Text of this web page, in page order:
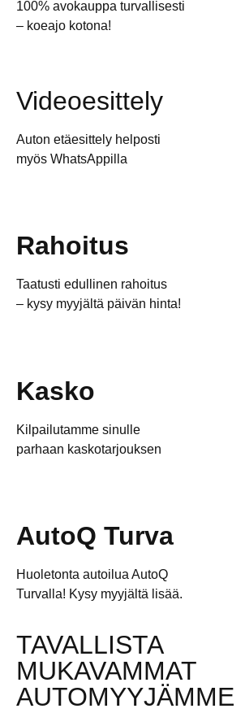
100% avokauppa turvallisesti
– koeajo kotona!
Videoesittely
Auton etäesittely helposti
myös WhatsAppilla
Rahoitus
Taatusti edullinen rahoitus
– kysy myyjältä päivän hinta!
Kasko
Kilpailutamme sinulle
parhaan kaskotarjouksen
AutoQ Turva
Huoletonta autoilua AutoQ
Turvalla! Kysy myyjältä lisää.
TAVALLISTA
MUKAVAMMAT
AUTOMYYJÄMME